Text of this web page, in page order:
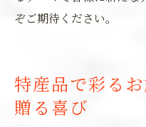
ぞご期待ください。
特産品で彩る
贈る喜び